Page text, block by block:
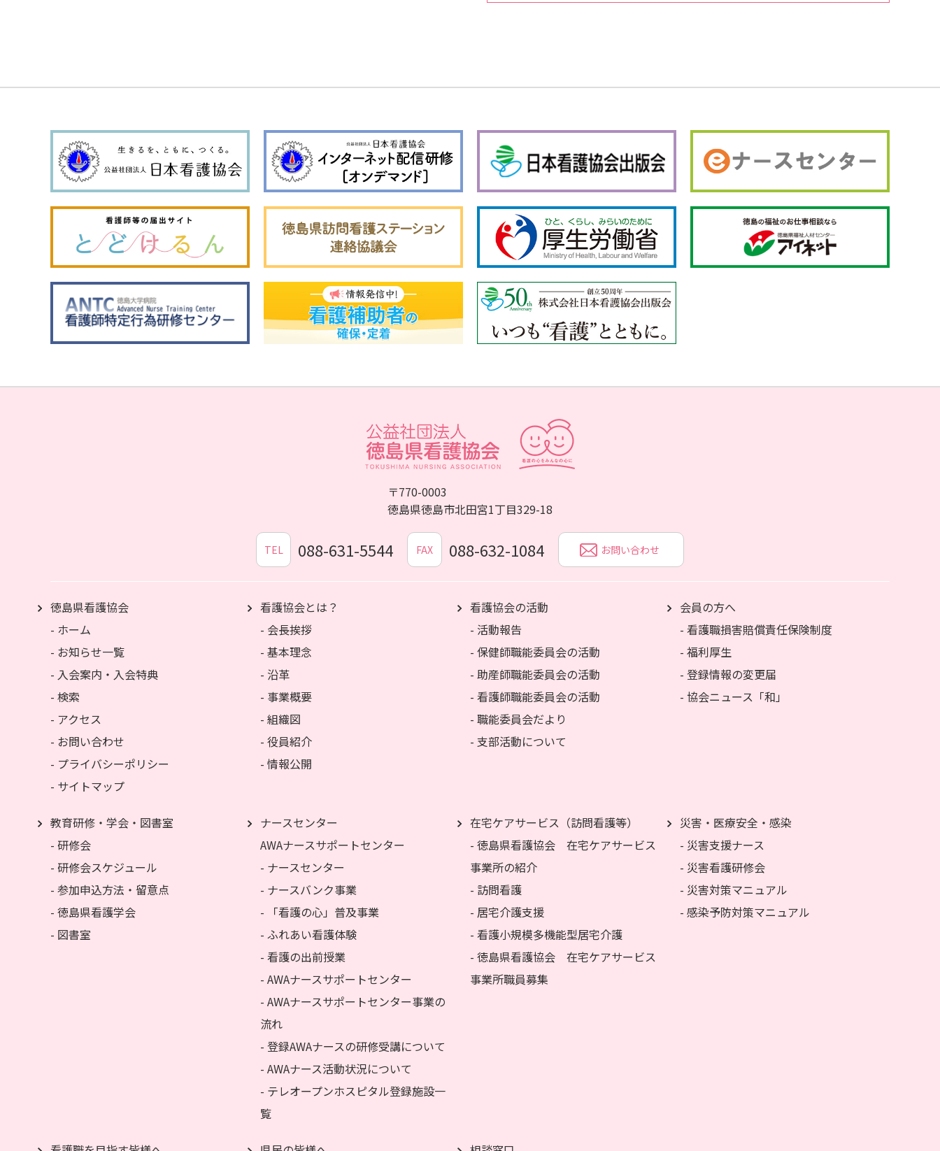
〒770-0003
徳島県徳島市北田宮1丁目329-18
TEL 088-631-5544 FAX 088-632-1084 お問い合わせ
徳島県看護協会
- ホーム
- お知らせ一覧
- 入会案内・入会特典
- 検索
- アクセス
- お問い合わせ
- プライバシーポリシー
- サイトマップ
看護協会とは？
- 会長挨拶
- 基本理念
- 沿革
- 事業概要
- 組織図
- 役員紹介
- 情報公開
看護協会の活動
- 活動報告
- 保健師職能委員会の活動
- 助産師職能委員会の活動
- 看護師職能委員会の活動
- 職能委員会だより
- 支部活動について
会員の方へ
- 看護職損害賠償責任保険制度
- 福利厚生
- 登録情報の変更届
- 協会ニュース「和」
教育研修・学会・図書室
- 研修会
- 研修会スケジュール
- 参加申込方法・留意点
- 徳島県看護学会
- 図書室
ナースセンター
AWAナースサポートセンター
- ナースセンター
- ナースバンク事業
- 「看護の心」普及事業
- ふれあい看護体験
- 看護の出前授業
- AWAナースサポートセンター
- AWAナースサポートセンター事業の
流れ
- 登録AWAナースの研修受講について
- AWAナース活動状況について
- テレオープンホスピタル登録施設一
覧
在宅ケアサービス（訪問看護等）
- 徳島県看護協会 在宅ケアサービス
事業所の紹介
- 訪問看護
- 居宅介護支援
- 看護小規模多機能型居宅介護
- 徳島県看護協会 在宅ケアサービス
事業所職員募集
災害・医療安全・感染
- 災害支援ナース
- 災害看護研修会
- 災害対策マニュアル
- 感染予防対策マニュアル